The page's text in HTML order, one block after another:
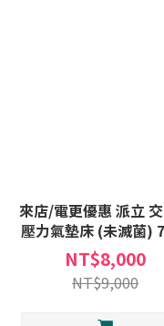
來店/電更優惠 派立
壓力氣墊床 (未滅菌)
4吋三管 氣墊床 補助A
贈:床包X1+中單X1
NT$8,000
NT$9,000